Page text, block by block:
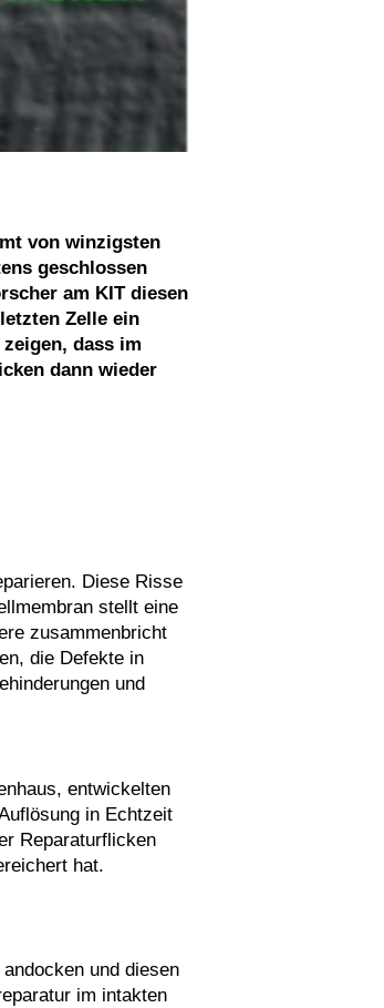
von winzigsten
geschlossen
am KIT diesen
Zelle ein
dass im
dann wieder
Diese Risse
stellt eine
zusammenbricht
die Defekte in
und
entwickelten
in Echtzeit
Reparaturflicken
hat.
und diesen
im intakten